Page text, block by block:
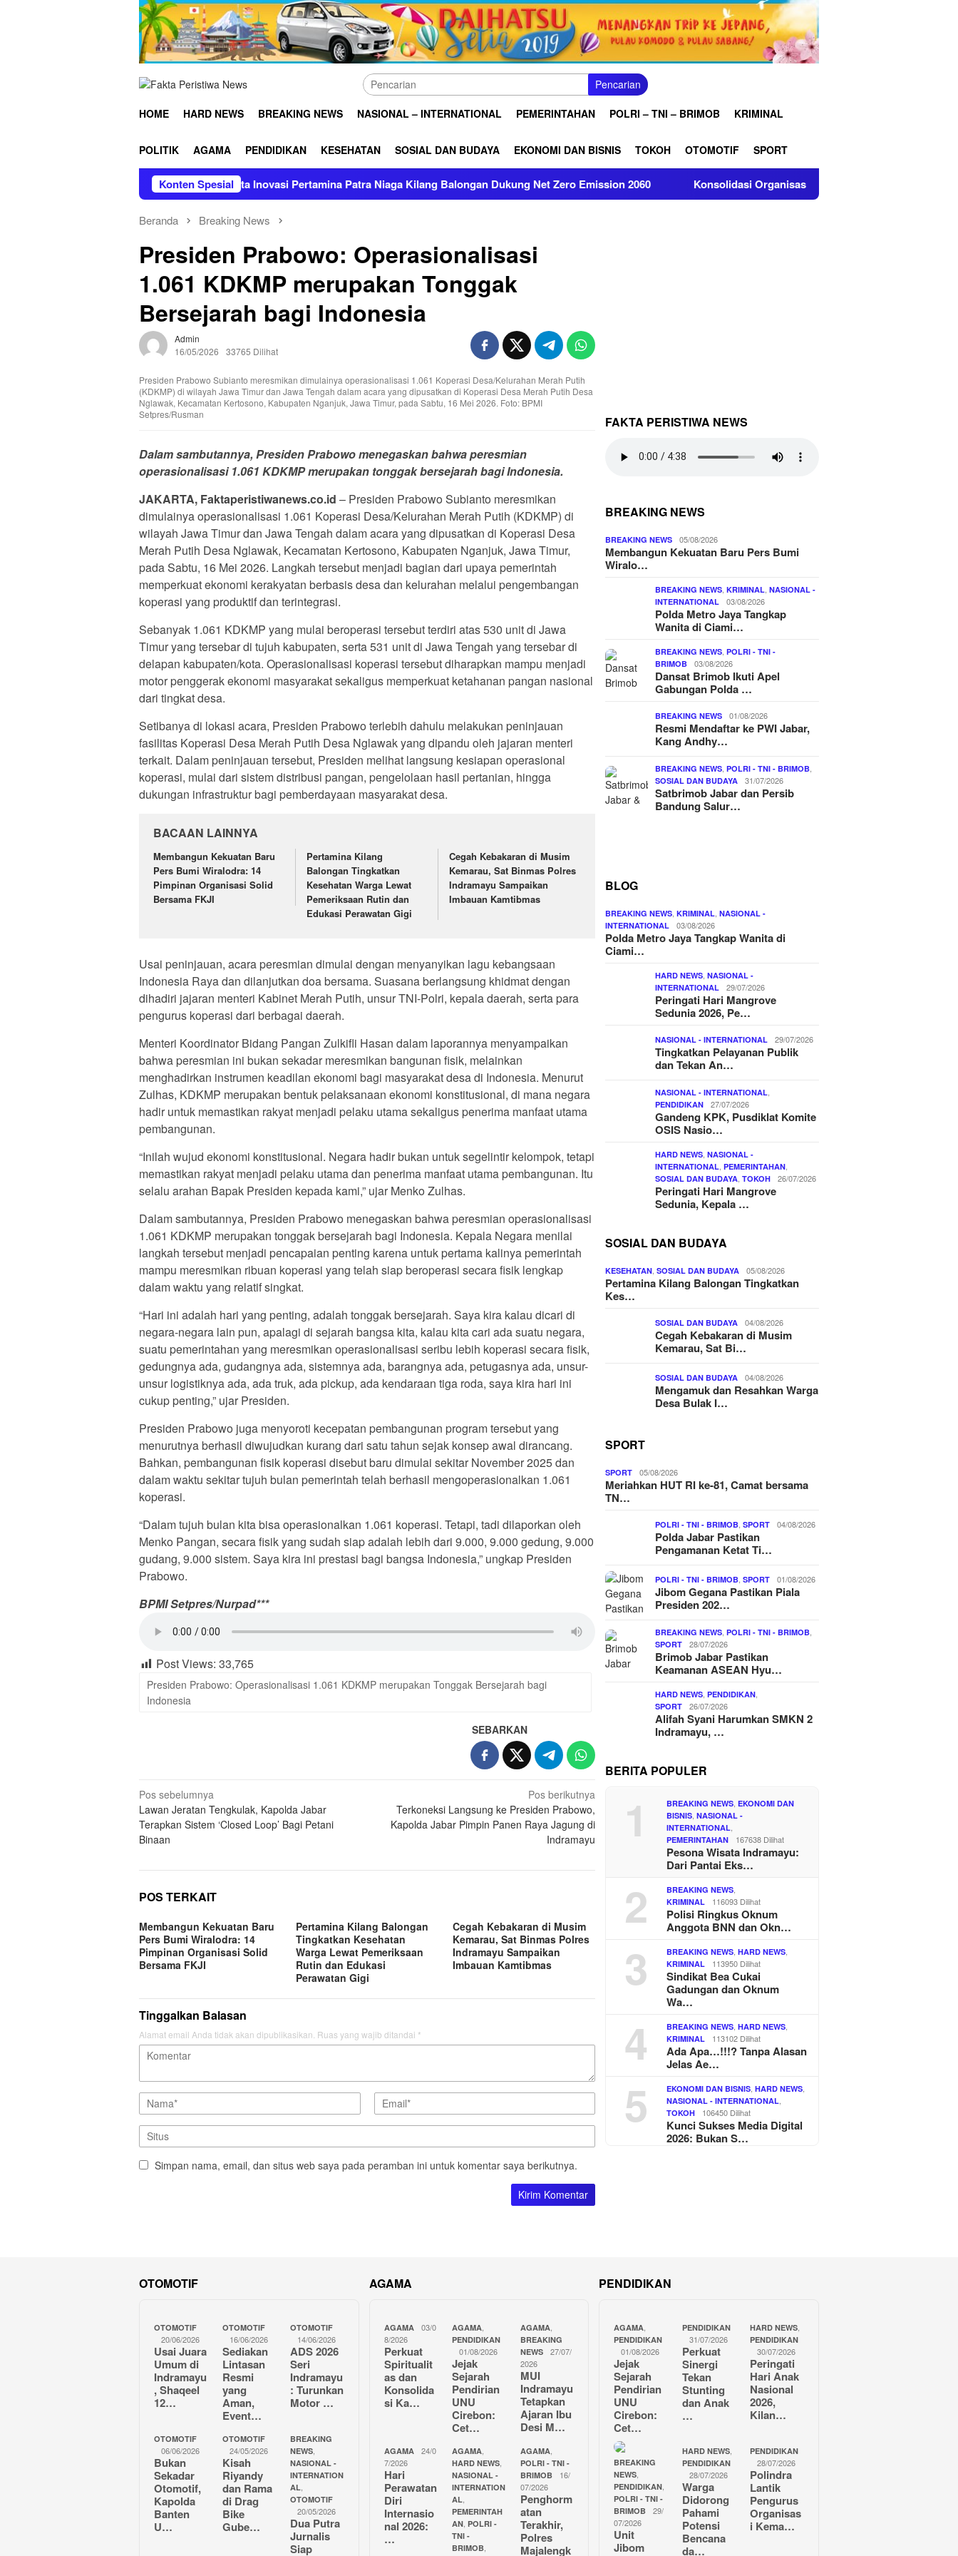
Pencarian
HOME HARD NEWS BREAKING NEWS NASIONAL – INTERNATIONAL PEMERINTAHAN POLRI – TNI – BRIMOB KRIMINAL
POLITIK AGAMA PENDIDIKAN KESEHATAN SOSIAL DAN BUDAYA EKONOMI DAN BISNIS TOKOH OTOMOTIF SPORT
Konten Spesial
Kian Mengecil, Bukti Nyata Inovasi Pertamina Patra Niaga Kilang Balongan Dukung Net Zero Emission 2060 Konsolidasi Organisasi, DPC GRIB Jaya Indramayu Gelar Rakercab
Beranda Breaking News
Presiden Prabowo: Operasionalisasi
1.061 KDKMP merupakan Tonggak
Bersejarah bagi Indonesia
Admin
16/05/2026
33765 Dilihat
Presiden Prabowo Subianto meresmikan dimulainya operasionalisasi 1.061 Koperasi Desa/Kelurahan Merah Putih
(KDKMP) di wilayah Jawa Timur dan Jawa Tengah dalam acara yang dipusatkan di Koperasi Desa Merah Putih Desa
Nglawak, Kecamatan Kertosono, Kabupaten Nganjuk, Jawa Timur, pada Sabtu, 16 Mei 2026. Foto: BPMI
Setpres/Rusman
Dalam sambutannya, Presiden Prabowo menegaskan bahwa peresmian
operasionalisasi 1.061 KDKMP merupakan tonggak bersejarah bagi Indonesia.
JAKARTA, Faktaperistiwanews.co.id – Presiden Prabowo Subianto meresmikan
dimulainya operasionalisasi 1.061 Koperasi Desa/Kelurahan Merah Putih (KDKMP) di
wilayah Jawa Timur dan Jawa Tengah dalam acara yang dipusatkan di Koperasi Desa
Merah Putih Desa Nglawak, Kecamatan Kertosono, Kabupaten Nganjuk, Jawa Timur,
pada Sabtu, 16 Mei 2026. Langkah tersebut menjadi bagian dari upaya pemerintah
memperkuat ekonomi kerakyatan berbasis desa dan kelurahan melalui pengembangan
koperasi yang produktif dan terintegrasi.
Sebanyak 1.061 KDKMP yang mulai beroperasi tersebut terdiri atas 530 unit di Jawa
Timur yang tersebar di tujuh kabupaten, serta 531 unit di Jawa Tengah yang tersebar di
delapan kabupaten/kota. Operasionalisasi koperasi tersebut diharapkan mampu menjadi
motor penggerak ekonomi masyarakat sekaligus memperkuat ketahanan pangan nasional
dari tingkat desa.
Setibanya di lokasi acara, Presiden Prabowo terlebih dahulu melakukan peninjauan
fasilitas Koperasi Desa Merah Putih Desa Nglawak yang dipandu oleh jajaran menteri
terkait. Dalam peninjauan tersebut, Presiden melihat langsung kesiapan operasional
koperasi, mulai dari sistem distribusi pangan, pengelolaan hasil pertanian, hingga
dukungan infrastruktur bagi pemberdayaan masyarakat desa.
BACAAN LAINNYA
Membangun Kekuatan Baru
Pers Bumi Wiralodra: 14
Pimpinan Organisasi Solid
Bersama FKJI
Pertamina Kilang
Balongan Tingkatkan
Kesehatan Warga Lewat
Pemeriksaan Rutin dan
Edukasi Perawatan Gigi
Cegah Kebakaran di Musim
Kemarau, Sat Binmas Polres
Indramayu Sampaikan
Imbauan Kamtibmas
Usai peninjauan, acara peresmian dimulai dengan menyanyikan lagu kebangsaan
Indonesia Raya dan dilanjutkan doa bersama. Suasana berlangsung khidmat dengan
dihadiri jajaran menteri Kabinet Merah Putih, unsur TNI-Polri, kepala daerah, serta para
pengurus koperasi dari berbagai daerah.
Menteri Koordinator Bidang Pangan Zulkifli Hasan dalam laporannya menyampaikan
bahwa peresmian ini bukan sekadar meresmikan bangunan fisik, melainkan
menghadirkan instrumen keadilan ekonomi bagi masyarakat desa di Indonesia. Menurut
Zulhas, KDKMP merupakan bentuk pelaksanaan ekonomi konstitusional, di mana negara
hadir untuk memastikan rakyat menjadi pelaku utama sekaligus penerima manfaat utama
pembangunan.
“Inilah wujud ekonomi konstitusional. Negara hadir bukan untuk segelintir kelompok, tetapi
memastikan rakyat menjadi pelaku utama dan penerima manfaat utama pembangunan. Itu
selalu arahan Bapak Presiden kepada kami,” ujar Menko Zulhas.
Dalam sambutannya, Presiden Prabowo menegaskan bahwa peresmian operasionalisasi
1.061 KDKMP merupakan tonggak bersejarah bagi Indonesia. Kepala Negara menilai
langkah tersebut menjadi pencapaian penting karena untuk pertama kalinya pemerintah
mampu meresmikan ribuan koperasi yang telah siap beroperasi secara fisik lengkap
dalam waktu yang relatif singkat.
“Hari ini adalah hari yang penting, adalah tonggak bersejarah. Saya kira kalau dicari di
negara-negara lain pun, apalagi di sejarah bangsa kita, kalau kita cari ada suatu negara,
suatu pemerintahan yang meresmikan operasionalisasi seribu lebih koperasi secara fisik,
gedungnya ada, gudangnya ada, sistemnya ada, barangnya ada, petugasnya ada, unsur-
unsur logistiknya ada, ada truk, ada pickup, ada kendaraan tiga roda, saya kira hari ini
cukup penting,” ujar Presiden.
Presiden Prabowo juga menyoroti kecepatan pembangunan program tersebut yang
menurutnya berhasil diwujudkan kurang dari satu tahun sejak konsep awal dirancang.
Bahkan, pembangunan fisik koperasi disebut baru dimulai sekitar November 2025 dan
dalam waktu sekitar tujuh bulan pemerintah telah berhasil mengoperasionalkan 1.061
koperasi.
“Dalam tujuh bulan kita bisa operasionalkan 1.061 koperasi. Tetapi, tadi dilaporkan oleh
Menko Pangan, secara fisik yang sudah siap adalah lebih dari 9.000, 9.000 gedung, 9.000
gudang, 9.000 sistem. Saya kira ini prestasi bagi bangsa Indonesia,” ungkap Presiden
Prabowo.
BPMI Setpres/Nurpad***
Post Views: 33,765
Presiden Prabowo: Operasionalisasi 1.061 KDKMP merupakan Tonggak Bersejarah bagi
Indonesia
SEBARKAN
Navigasi
pos
Pos sebelumnya
Lawan Jeratan Tengkulak, Kapolda Jabar
Terapkan Sistem ‘Closed Loop’ Bagi Petani
Binaan
Pos berikutnya
Terkoneksi Langsung ke Presiden Prabowo,
Kapolda Jabar Pimpin Panen Raya Jagung di
Indramayu
POS TERKAIT
Membangun Kekuatan Baru
Pers Bumi Wiralodra: 14
Pimpinan Organisasi Solid
Bersama FKJI
Pertamina Kilang Balongan
Tingkatkan Kesehatan
Warga Lewat Pemeriksaan
Rutin dan Edukasi
Perawatan Gigi
Cegah Kebakaran di Musim
Kemarau, Sat Binmas Polres
Indramayu Sampaikan
Imbauan Kamtibmas
Tinggalkan Balasan
Alamat email Anda tidak akan dipublikasikan. Ruas yang wajib ditandai *
Simpan nama, email, dan situs web saya pada peramban ini untuk komentar saya berikutnya.
FAKTA PERISTIWA NEWS
BREAKING NEWS
BREAKING NEWS 05/08/2026
Membangun Kekuatan Baru Pers Bumi
Wiralo…
BREAKING NEWS ,KRIMINAL ,NASIONAL -
INTERNATIONAL
03/08/2026
Polda Metro Jaya Tangkap
Wanita di Ciami…
BREAKING NEWS ,POLRI - TNI -
BRIMOB
03/08/2026
Dansat Brimob Ikuti Apel
Gabungan Polda …
BREAKING NEWS 01/08/2026
Resmi Mendaftar ke PWI Jabar,
Kang Andhy…
BREAKING NEWS ,POLRI - TNI - BRIMOB
SOSIAL DAN BUDAYA 31/07/2026
Satbrimob Jabar dan Persib
Bandung Salur…
BLOG
BREAKING NEWS ,KRIMINAL ,NASIONAL -
INTERNATIONAL
03/08/2026
Polda Metro Jaya Tangkap Wanita di
Ciami…
HARD NEWS ,NASIONAL -
INTERNATIONAL
29/07/2026
Peringati Hari Mangrove
Sedunia 2026, Pe…
NASIONAL - INTERNATIONAL 29/07/2026
Tingkatkan Pelayanan Publik
dan Tekan An…
NASIONAL - INTERNATIONAL
PENDIDIKAN 27/07/2026
Gandeng KPK, Pusdiklat Komite
OSIS Nasio…
HARD NEWS ,NASIONAL -
INTERNATIONAL ,PEMERINTAHAN
SOSIAL DAN BUDAYA ,TOKOH 26/07/2026
Peringati Hari Mangrove
Sedunia, Kepala …
SOSIAL DAN BUDAYA
KESEHATAN ,SOSIAL DAN BUDAYA 05/08/2026
Pertamina Kilang Balongan Tingkatkan
Kes…
SOSIAL DAN BUDAYA 04/08/2026
Cegah Kebakaran di Musim
Kemarau, Sat Bi…
SOSIAL DAN BUDAYA 04/08/2026
Mengamuk dan Resahkan Warga
Desa Bulak I…
SPORT
SPORT 05/08/2026
Meriahkan HUT RI ke-81, Camat bersama
TN…
POLRI - TNI - BRIMOB ,SPORT 04/08/2026
Polda Jabar Pastikan
Pengamanan Ketat Ti…
POLRI - TNI - BRIMOB ,SPORT 01/08/2026
Jibom Gegana Pastikan Piala
Presiden 202…
BREAKING NEWS ,POLRI - TNI - BRIMOB
SPORT 28/07/2026
Brimob Jabar Pastikan
Keamanan ASEAN Hyu…
HARD NEWS ,PENDIDIKAN
SPORT 26/07/2026
Alifah Syani Harumkan SMKN 2
Indramayu, …
BERITA POPULER
1 BREAKING NEWS ,EKONOMI DAN
BISNIS ,NASIONAL -
INTERNATIONAL
PEMERINTAHAN 167638 Dilihat
Pesona Wisata Indramayu:
Dari Pantai Eks…
2 BREAKING NEWS
KRIMINAL 116093 Dilihat
Polisi Ringkus Oknum
Anggota BNN dan Okn…
3 BREAKING NEWS ,HARD NEWS
KRIMINAL 113950 Dilihat
Sindikat Bea Cukai
Gadungan dan Oknum
Wa…
4 BREAKING NEWS ,HARD NEWS
KRIMINAL 113102 Dilihat
Ada Apa…!!!? Tanpa Alasan
Jelas Ae…
5 EKONOMI DAN BISNIS ,HARD NEWS
NASIONAL - INTERNATIONAL
TOKOH 106450 Dilihat
Kunci Sukses Media Digital
2026: Bukan S…
OTOMOTIF
OTOMOTIF
20/06/2026
Usai Juara
Umum di
Indramayu
, Shaqeel
12…
OTOMOTIF
16/06/2026
Sediakan
Lintasan
Resmi
yang
Aman,
Event…
OTOMOTIF
14/06/2026
ADS 2026
Seri
Indramayu
: Turunkan
Motor …
OTOMOTIF
06/06/2026
Bukan
Sekadar
Otomotif,
Kapolda
Banten
U…
OTOMOTIF
24/05/2026
Kisah
Riyandy
dan Rama
di Drag
Bike
Gube…
BREAKING
NEWS
NASIONAL -
INTERNATION
AL
OTOMOTIF
20/05/2026
Dua Putra
Jurnalis
Siap
AGAMA
AGAMA
03/0
8/2026
Perkuat
Spiritualit
as dan
Konsolida
si Ka…
AGAMA
PENDIDIKAN
01/08/2026
Jejak
Sejarah
Pendirian
UNU
Cirebon:
Cet…
AGAMA,
BREAKING
NEWS
27/07/
2026
MUI
Indramayu
Tetapkan
Ajaran Ibu
Desi M…
AGAMA
24/0
7/2026
Hari
Perawatan
Diri
Internasio
nal 2026:
…
AGAMA
HARD NEWS
NASIONAL -
INTERNATION
AL
PEMERINTAH
AN ,POLRI -
TNI -
BRIMOB
AGAMA,
POLRI - TNI -
BRIMOB
16/
07/2026
Penghorm
atan
Terakhir,
Polres
Majalengk
PENDIDIKAN
AGAMA
PENDIDIKAN
01/08/2026
Jejak
Sejarah
Pendirian
UNU
Cirebon:
Cet…
PENDIDIKAN
31/07/2026
Perkuat
Sinergi
Tekan
Stunting
dan Anak
…
HARD NEWS
PENDIDIKAN
30/07/2026
Peringati
Hari Anak
Nasional
2026,
Kilan…
BREAKING
NEWS
PENDIDIKAN
POLRI - TNI -
BRIMOB
29/
07/2026
Unit
Jibom
HARD NEWS,
PENDIDIKAN
28/07/2026
Warga
Didorong
Pahami
Potensi
Bencana
da…
PENDIDIKAN
28/07/2026
Polindra
Lantik
Pengurus
Organisas
i Kema…